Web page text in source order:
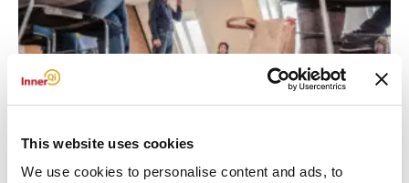
This website uses cookies
We use cookies to personalise content and ads, to
werkstress verminderen tips
20 juni, 2026